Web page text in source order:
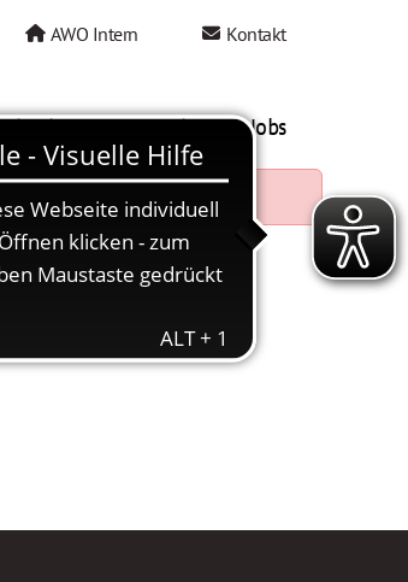
AWO Intern Kontakt
Mein AWO Jobs